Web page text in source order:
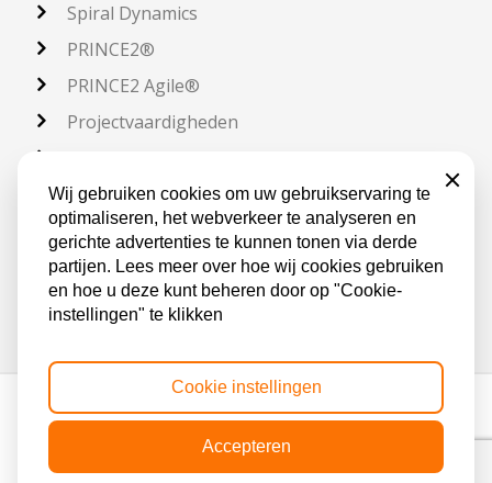
Spiral Dynamics
PRINCE2®
PRINCE2 Agile®
Projectvaardigheden
Scrum
Verandermanagement
WISP®
©2026, Forsa Advies - Copyright
Wijzig cookie instellingen
Wij gebruiken cookies om uw gebruikservaring te
optimaliseren, het webverkeer te analyseren en
gerichte advertenties te kunnen tonen via derde
partijen. Lees meer over hoe wij cookies gebruiken
en hoe u deze kunt beheren door op "Cookie-
instellingen" te klikken
Sluiten
Cookie instellingen
Accepteren